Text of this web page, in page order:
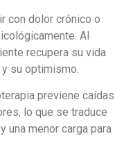
con dolor crónico o
Al
recupera su vida
su optimismo.
previene caídas
lo que se traduce
una menor carga para